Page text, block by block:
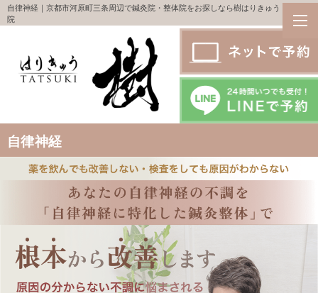
自律神経｜京都市河原町三条周辺で鍼灸院・整体院をお探しなら樹はりきゅう・整体
院
自律神経